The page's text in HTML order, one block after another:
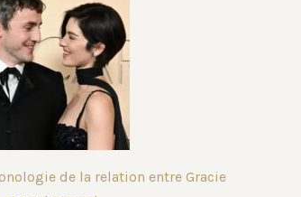
de la relation entre Gracie